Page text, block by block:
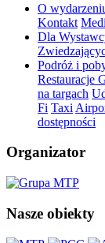
O
Kontakt
Dla
Podróż i
Restauracje
na targach
Fi Taxi
dostępności
Organizator
Nasze obiekty